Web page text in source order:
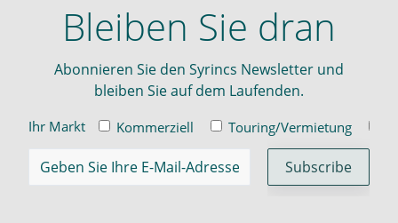
Bleiben Sie dran
Abonnieren Sie den Syrincs Newsletter und
bleiben Sie auf dem Laufenden.
Ihr Markt Kommerziell Touring/Vermietung